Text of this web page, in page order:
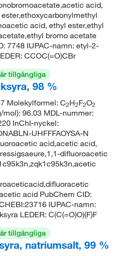
acid,
acid, ethyl ester,ethyl
bromo acetate
7748 IUPAC-namn: etyl-2-
CCOC(=O)CBr
tillgängliga
98 %
Molekylformel: C2H2F2O2
mol): 96.03 MDL-nummer:
InChI-nyckel:
UHFFFAOYSA-N
acid,acetic acid,
difluoroacetic
acid PubChem CID:
IUPAC-namn:
LEDER: C(C(=O)O)(F)F
tillgängliga
natriumsalt, 99 %